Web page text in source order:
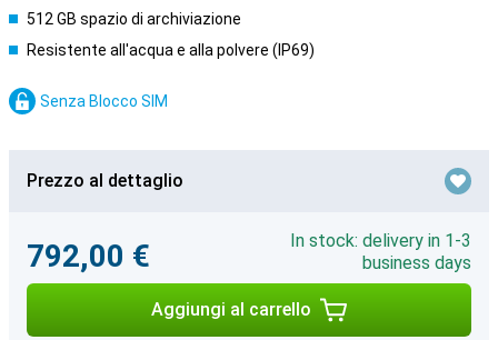
512 GB spazio di archiviazione
Resistente all'acqua e alla polvere (IP69)
Senza Blocco SIM
Prezzo al dettaglio
792,00 €
In stock: delivery in 1-3
business days
Aggiungi al carrello